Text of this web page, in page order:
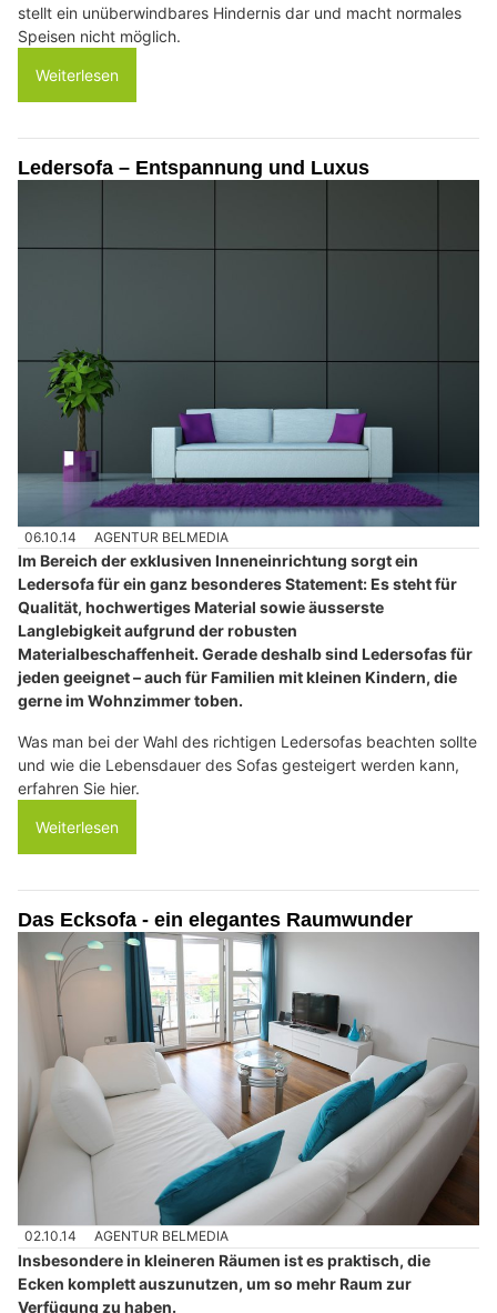
stellt ein unüberwindbares Hindernis dar und macht normales
Speisen nicht möglich.
Weiterlesen
Ledersofa – Entspannung und Luxus
06.10.14 AGENTUR BELMEDIA
Im Bereich der exklusiven Inneneinrichtung sorgt ein
Ledersofa für ein ganz besonderes Statement: Es steht für
Qualität, hochwertiges Material sowie äusserste
Langlebigkeit aufgrund der robusten
Materialbeschaffenheit. Gerade deshalb sind Ledersofas für
jeden geeignet – auch für Familien mit kleinen Kindern, die
gerne im Wohnzimmer toben.
Was man bei der Wahl des richtigen Ledersofas beachten sollte
und wie die Lebensdauer des Sofas gesteigert werden kann,
erfahren Sie hier.
Weiterlesen
Das Ecksofa - ein elegantes Raumwunder
02.10.14 AGENTUR BELMEDIA
Insbesondere in kleineren Räumen ist es praktisch, die
Ecken komplett auszunutzen, um so mehr Raum zur
Verfügung zu haben.